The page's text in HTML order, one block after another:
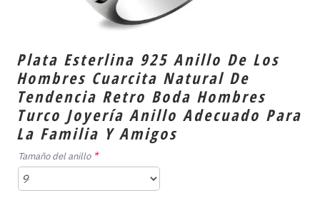
Plata Esterlina 925 Anillo De Los
Hombres Cuarcita Natural De
Tendencia Retro Boda Hombres
Turco Joyería Anillo Adecuado Para
La Familia Y Amigos
Tamaño del anillo